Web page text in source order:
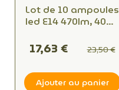
Lot de 10 ampoules
led E14 470lm, 40W,
17,63 € 23,50 €
Ajouter au panier